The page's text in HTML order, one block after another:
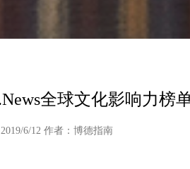
全球文化影响力榜
6/12 作者：博德指南